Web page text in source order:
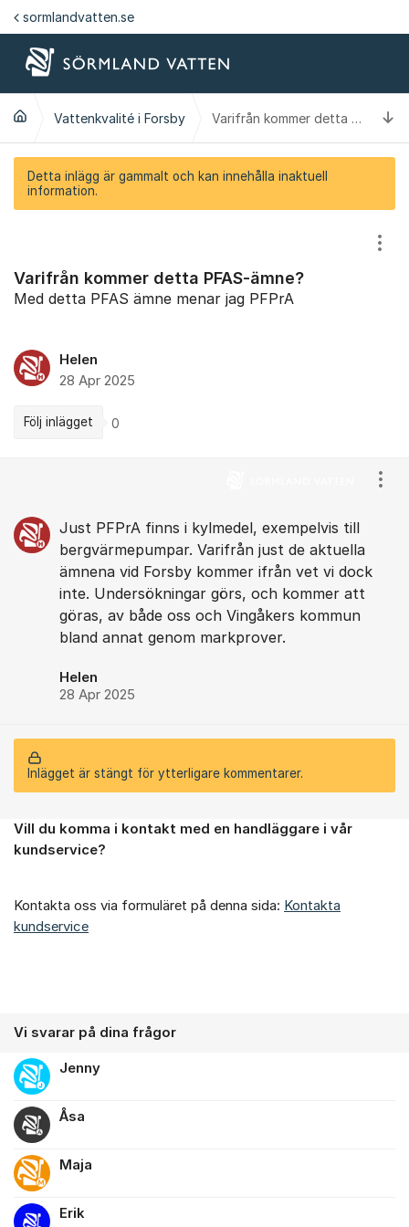
Hoppa till innehåll
sormlandvatten.se
Vattenkvalité i Forsby Varifrån kommer detta PFAS-ämne?
Detta inlägg är gammalt och kan innehålla inaktuell
information.
Varifrån kommer detta PFAS-ämne?
Med detta PFAS ämne menar jag PFPrA
Helen
28 Apr 2025
Följ inlägget 0
Just PFPrA finns i kylmedel, exempelvis till
bergvärmepumpar. Varifrån just de aktuella
ämnena vid Forsby kommer ifrån vet vi dock
inte. Undersökningar görs, och kommer att
göras, av både oss och Vingåkers kommun
bland annat genom markprover.
Helen
28 Apr 2025
Inlägget är stängt för ytterligare kommentarer.
Om forumet
Vill du komma i kontakt med en handläggare i vår
kundservice?
Kontakta oss via formuläret på denna sida: Kontakta
kundservice
Vi svarar på dina frågor
Jenny
Åsa
Maja
Erik